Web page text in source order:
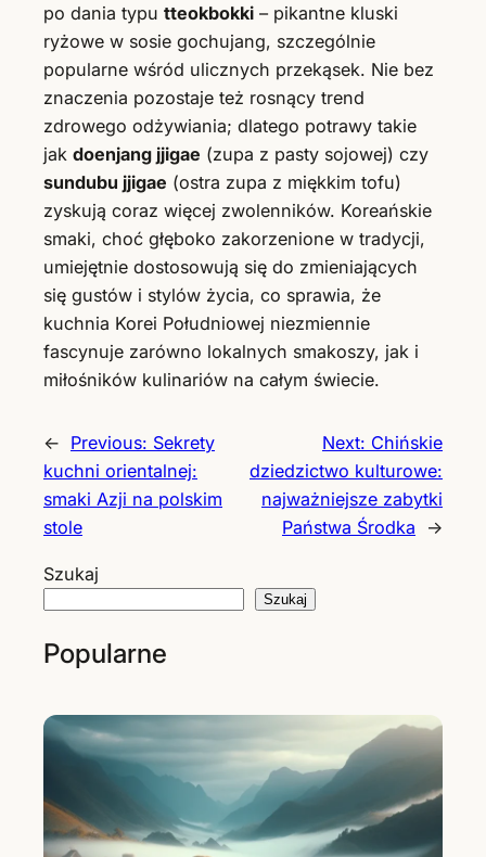
po dania typu tteokbokki – pikantne kluski
ryżowe w sosie gochujang, szczególnie
popularne wśród ulicznych przekąsek. Nie bez
znaczenia pozostaje też rosnący trend
zdrowego odżywiania; dlatego potrawy takie
jak doenjang jjigae (zupa z pasty sojowej) czy
sundubu jjigae (ostra zupa z miękkim tofu)
zyskują coraz więcej zwolenników. Koreańskie
smaki, choć głęboko zakorzenione w tradycji,
umiejętnie dostosowują się do zmieniających
się gustów i stylów życia, co sprawia, że
kuchnia Korei Południowej niezmiennie
fascynuje zarówno lokalnych smakoszy, jak i
miłośników kulinariów na całym świecie.
← Previous: Sekrety
kuchni orientalnej:
smaki Azji na polskim
stole
Next: Chińskie
dziedzictwo kulturowe:
najważniejsze zabytki
Państwa Środka
→
Szukaj
Szukaj
Popularne